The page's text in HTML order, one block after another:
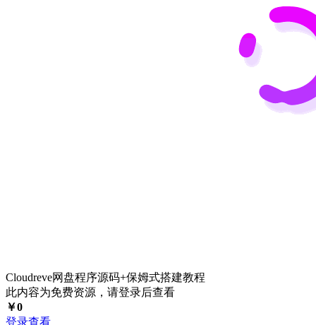
Cloudreve网盘程序源码+保姆式搭建教程
此内容为免费资源，请登录后查看
￥0
登录查看